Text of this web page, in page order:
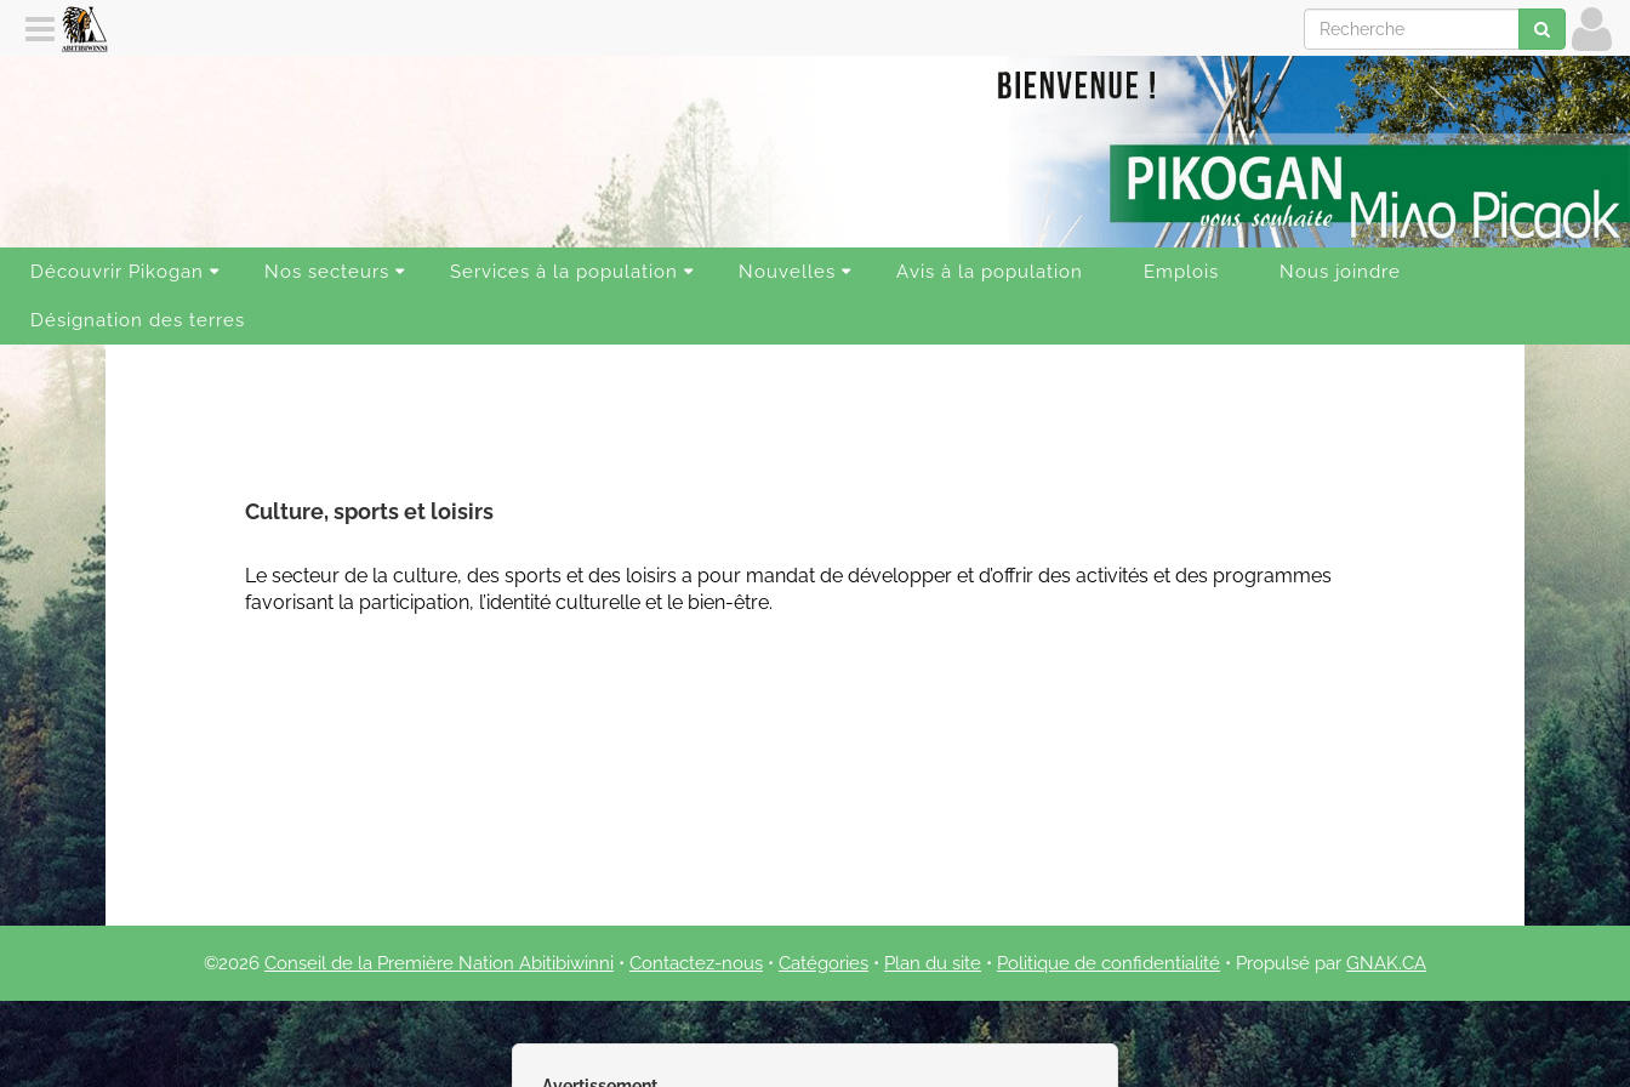
Découvrir Pikogan Nos secteurs Services à la population Nouvelles Avis à la population Emplois Nous joindre
Désignation des terres
Culture, sports et loisirs
Le secteur de la culture, des sports et des loisirs a pour mandat de développer et d’offrir des activités et des programmes
favorisant la participation, l’identité culturelle et le bien-être.
©2026 Conseil de la Première Nation Abitibiwinni • Contactez-nous • Catégories • Plan du site • Politique de confidentialité • Propulsé par GNAK.CA